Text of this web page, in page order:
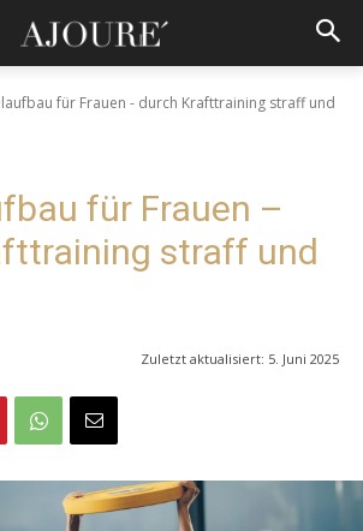
für Frauen - durch Krafttraining straff und
für Frauen –
straff und
Zuletzt aktualisiert: 5. Juni 2025